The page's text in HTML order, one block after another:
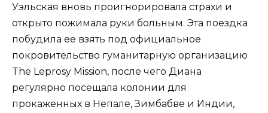
Уэльская вновь проигнорировала страхи и
открыто пожимала руки больным. Эта поездка
побудила ее взять под официальное
покровительство гуманитарную организацию
The Leprosy Mission, после чего Диана
регулярно посещала колонии для
прокаженных в Непале, Зимбабве и Индии,